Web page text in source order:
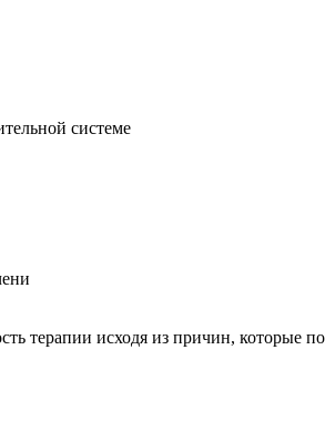
системе
терапии исходя из причин, которые